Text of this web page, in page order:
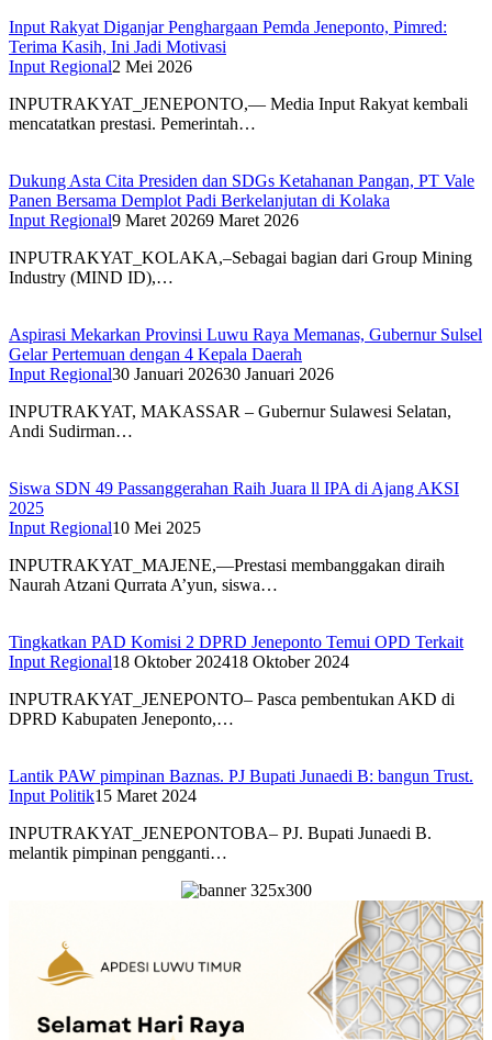
Input Rakyat Diganjar Penghargaan Pemda Jeneponto, Pimred:
Terima Kasih, Ini Jadi Motivasi
Input Regional2 Mei 2026
INPUTRAKYAT_JENEPONTO,— Media Input Rakyat kembali
mencatatkan prestasi. Pemerintah…
Dukung Asta Cita Presiden dan SDGs Ketahanan Pangan, PT Vale
Panen Bersama Demplot Padi Berkelanjutan di Kolaka
Input Regional9 Maret 20269 Maret 2026
INPUTRAKYAT_KOLAKA,–Sebagai bagian dari Group Mining
Industry (MIND ID),…
Aspirasi Mekarkan Provinsi Luwu Raya Memanas, Gubernur Sulsel
Gelar Pertemuan dengan 4 Kepala Daerah
Input Regional30 Januari 202630 Januari 2026
INPUTRAKYAT, MAKASSAR – Gubernur Sulawesi Selatan,
Andi Sudirman…
Siswa SDN 49 Passanggerahan Raih Juara ll IPA di Ajang AKSI
2025
Input Regional10 Mei 2025
INPUTRAKYAT_MAJENE,—Prestasi membanggakan diraih
Naurah Atzani Qurrata A’yun, siswa…
Tingkatkan PAD Komisi 2 DPRD Jeneponto Temui OPD Terkait
Input Regional18 Oktober 202418 Oktober 2024
INPUTRAKYAT_JENEPONTO– Pasca pembentukan AKD di
DPRD Kabupaten Jeneponto,…
Lantik PAW pimpinan Baznas. PJ Bupati Junaedi B: bangun Trust.
Input Politik15 Maret 2024
INPUTRAKYAT_JENEPONTOBA– PJ. Bupati Junaedi B.
melantik pimpinan pengganti…